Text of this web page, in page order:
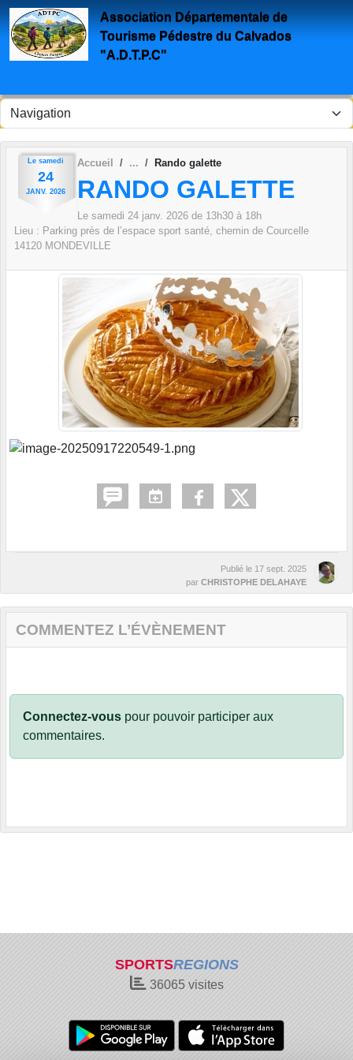
Association Départementale de
Tourisme Pédestre du Calvados
"A.D.T.P.C"
Le samedi
24
JANV. 2026
Accueil Rando galette
RANDO GALETTE
Le samedi 24 janv. 2026 de 13h30 à 18h
Lieu : Parking près de l’espace sport santé, chemin de Courcelle
14120 MONDEVILLE
Publié le 17 sept. 2025
par CHRISTOPHE DELAHAYE
COMMENTEZ L’ÉVÈNEMENT
Connectez-vous pour pouvoir participer aux
commentaires.
SPORTSREGIONS
36065visites
Panneau de gestion des cookies